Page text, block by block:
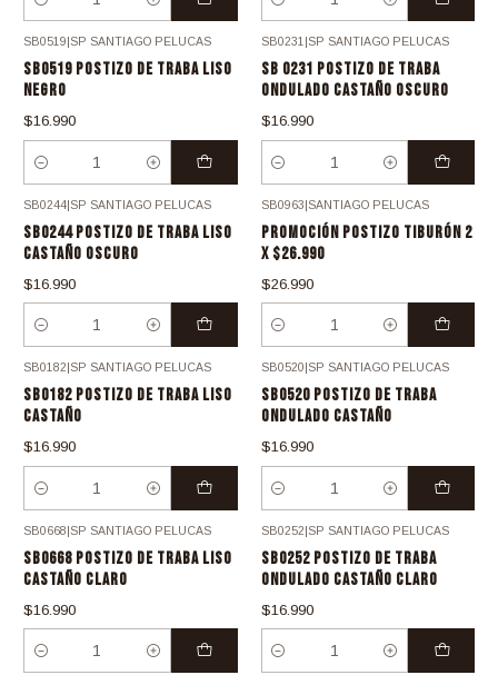
Cantidad Cantidad
SB0519 SP SANTIAGO PELUCAS
SB0519 POSTIZO DE TRABA LISO
NEGRO
$16.990
Cantidad
SB0231 SP SANTIAGO PELUCAS
SB 0231 POSTIZO DE TRABA
ONDULADO CASTAÑO OSCURO
$16.990
Cantidad
SB0244|SP SANTIAGO PELUCAS
SB0244 POSTIZO DE TRABA LISO
CASTAÑO OSCURO
$16.990
Cantidad
SB0963|SANTIAGO PELUCAS
PROMOCIÓN POSTIZO TIBURÓN 2
X $26.990
$26.990
Cantidad
SB0182 SP SANTIAGO PELUCAS
SB0182 POSTIZO DE TRABA LISO
CASTAÑO
$16.990
Cantidad
SB0520 SP SANTIAGO PELUCAS
SB0520 POSTIZO DE TRABA
ONDULADO CASTAÑO
$16.990
Cantidad
SB0668|SP SANTIAGO PELUCAS
SB0668 POSTIZO DE TRABA LISO
CASTAÑO CLARO
$16.990
Cantidad
SB0252|SP SANTIAGO PELUCAS
SB0252 POSTIZO DE TRABA
ONDULADO CASTAÑO CLARO
$16.990
Cantidad